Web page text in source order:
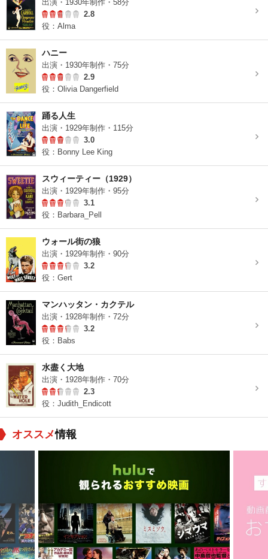
出演・1930年制作・58分
2.8
役：Alma
ハニー
出演・1930年制作・75分
2.9
役：Olivia Dangerfield
踊る人生
出演・1929年制作・115分
3.0
役：Bonny Lee King
スウィーティー（1929）
出演・1929年制作・95分
3.1
役：Barbara_Pell
ウォール街の狼
出演・1929年制作・90分
3.2
役：Gert
マンハッタン・カクテル
出演・1928年制作・72分
3.2
役：Babs
水盡く大地
出演・1928年制作・70分
2.3
役：Judith_Endicott
オススメ情報